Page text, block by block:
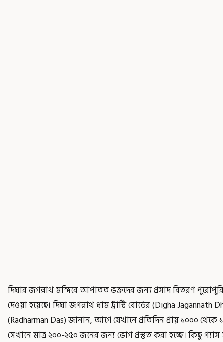
দিঘার জগন্নাথ মন্দিরে আপাতত ভক্তদের জন্য প্রসাদ বিতরণ
দেওয়া হয়েছে। দিঘা জগন্নাথ ধাম ট্রাস্টি বোর্ডের (Digha
(Radharman Das) জানান, আগে যেখানে প্রতিদিন প্রায় ১০০০
সেখানে মাত্র ২০০-২৫০ জনের জন্য ভোগ প্রস্তুত করা হচ্ছে। কিছু